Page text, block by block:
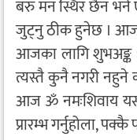
बरु मन स्थिर छैन भने
जुट्नु ठीक हुनेछ । आज
आजका लागि शुभअङ्क
त्यस्तै कुनै नगरी नहुने
आज ॐ नमःशिवाय यस
प्रारम्भ गर्नुहोला,